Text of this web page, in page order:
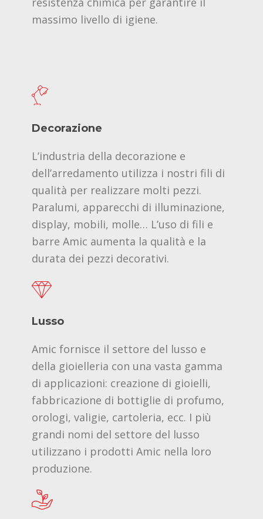
massimo livello di igiene.
Decorazione
L’industria della decorazione e
dell’arredamento utilizza i nostri fili di
qualità per realizzare molti pezzi.
Paralumi, apparecchi di illuminazione,
display, mobili, molle… L’uso di fili e
barre Amic aumenta la qualità e la
durata dei pezzi decorativi.
Lusso
Amic fornisce il settore del lusso e
della gioielleria con una vasta gamma
di applicazioni: creazione di gioielli,
fabbricazione di bottiglie di profumo,
orologi, valigie, cartoleria, ecc. I più
grandi nomi del settore del lusso
utilizzano i prodotti Amic nella loro
produzione.